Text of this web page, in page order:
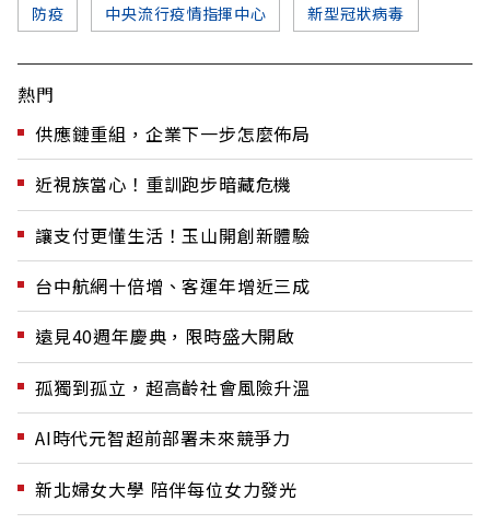
防疫 中央流行疫情指揮中心 新型冠狀病毒
熱門
供應鏈重組，企業下一步怎麼佈局
近視族當心！重訓跑步暗藏危機
讓支付更懂生活！玉山開創新體驗
台中航網十倍增、客運年增近三成
遠見40週年慶典，限時盛大開啟
孤獨到孤立，超高齡社會風險升溫
AI時代元智超前部署未來競爭力
新北婦女大學 陪伴每位女力發光